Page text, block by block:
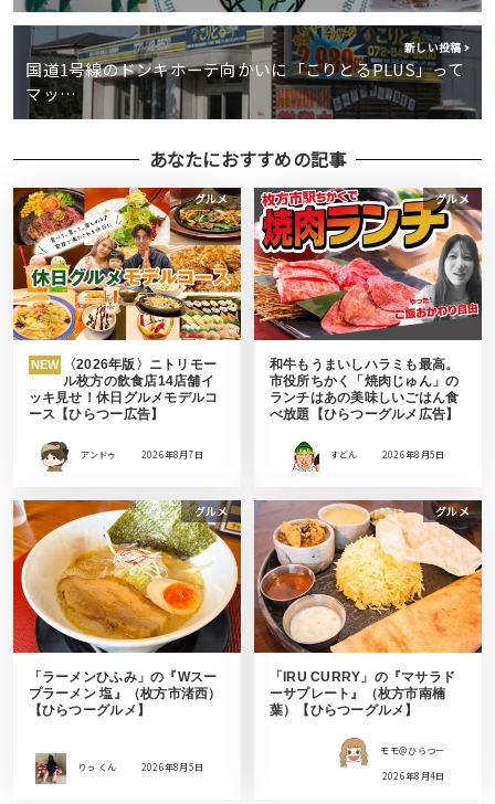
新しい投稿
国道1号線のドンキホーテ向かいに「こりとるPLUS」って
マッ…
あなたにおすすめの記事
グルメ
NEW
〈2026年版〉ニトリモー
ル枚方の飲食店14店舗イ
ッキ見せ！休日グルメモデルコ
ース【ひらつー広告】
アンドゥ 2026年8月7日
グルメ
和牛もうまいしハラミも最高。
市役所ちかく「焼肉じゅん」の
ランチはあの美味しいごはん食
べ放題【ひらつーグルメ広告】
すどん 2026年8月5日
グルメ
「ラーメンひふみ」の『Wスー
プラーメン 塩』（枚方市渚西）
【ひらつーグルメ】
りっ くん 2026年8月5日
グルメ
「IRU CURRY」の『マサラド
ーサプレート』（枚方市南楠
葉）【ひらつーグルメ】
モモ＠ひらつー
2026年8月4日